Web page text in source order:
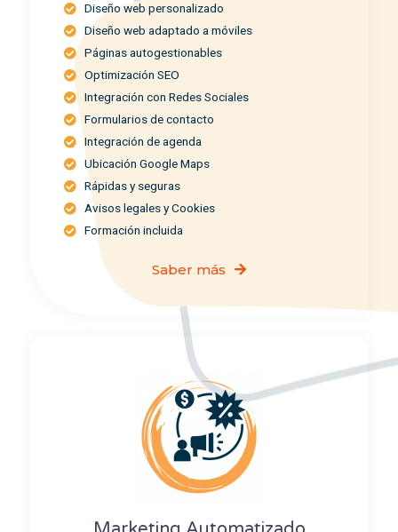
Diseño web personalizado
Diseño web adaptado a móviles
Páginas autogestionables
Optimización SEO
Integración con Redes Sociales
Formularios de contacto
Integración de agenda
Ubicación Google Maps
Rápidas y seguras
Avisos legales y Cookies
Formación incluida
Saber más